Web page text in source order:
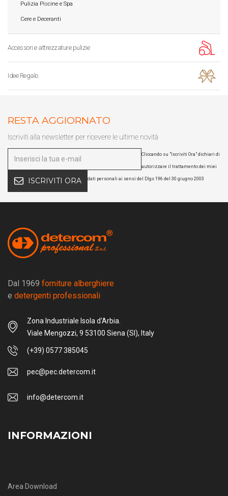
Pulizia Piscine e Spa
Cere e Deceranti
Accessori e attrezzature pulizie
Idee Regalo
RESTA AGGIORNATO
Iscriviti alla newsletter per ricevere le ultime novità
ISCRIVITI ORA
Cliccando su "Iscriviti Ora" dichiari di
autorizzare il trattamento dei miei
dati personali ai sensi del Dlgs 196 del 30 giugno 2003
Dal 1969 forniture alberghiere
e detergenti professionali
Zona Industriale Isola d'Arbia.
Viale Mengozzi, 9 53100 Siena (SI), Italy
(+39) 0577 385045
pec@pec.detercom.it
info@detercom.it
INFORMAZIONI
Area Download